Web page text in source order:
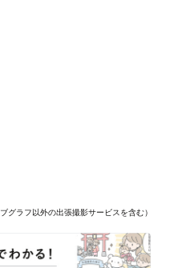
ラフ以外の出張撮影サービスを含む）